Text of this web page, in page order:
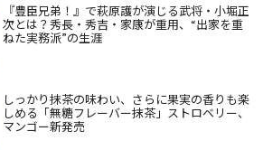
『豊臣兄弟！』で萩原護が演じる武将・小堀正
次とは？秀長・秀吉・家康が重用、“出家を重
ねた実務派”の生涯
しっかり抹茶の味わい、さらに果実の香りも楽
しめる「無糖フレーバー抹茶」ストロベリー、
マンゴー新発売